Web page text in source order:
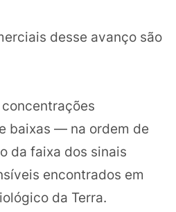
desse avanço são
concentrações
baixas — na ordem de
da faixa dos sinais
encontrados em
da Terra.